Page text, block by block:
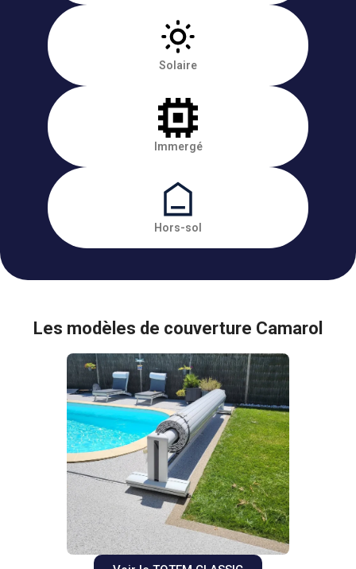
Solaire
Immergé
Hors-sol
Les modèles de couverture Camarol